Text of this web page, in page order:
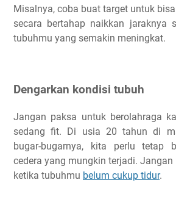
Misalnya, coba buat target untuk
secara bertahap naikkan jaraknya
tubuhmu yang semakin meningkat.
Dengarkan kondisi tubuh
Jangan paksa untuk berolahraga
sedang fit. Di usia 20 tahun di
bugar-bugarnya, kita perlu tetap
cedera yang mungkin terjadi.
ketika tubuhmu belum cukup tidur.